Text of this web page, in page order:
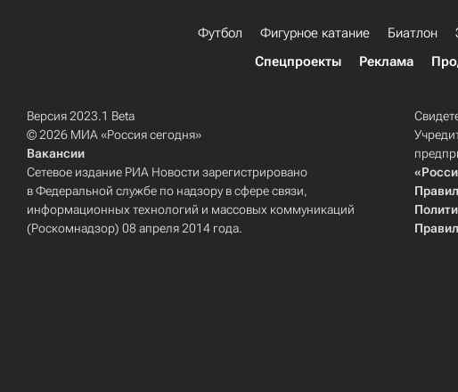
Футбол Фигурное катание Биатлон
Спецпроекты
Реклама
Версия 2023.1 Beta
© 2026 МИА «Россия сегодня»
Вакансии
Сетевое издание РИА Новости зарегистрировано
в Федеральной службе по надзору в сфере связи,
информационных технологий и массовых коммуникаций
(Роскомнадзор) 08 апреля 2014 года.